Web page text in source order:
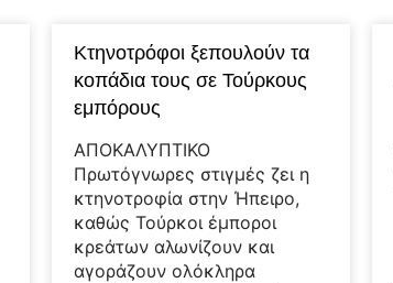
Κτηνοτρόφοι ξεπουλούν τα
κοπάδια τους σε Τούρκους
εμπόρους
ΑΠΟΚΑΛΥΠΤΙΚΟ
Πρωτόγνωρες στιγμές ζει η
κτηνοτροφία στην Ήπειρο,
καθώς Τούρκοι έμποροι
κρεάτων αλωνίζουν και
αγοράζουν ολόκληρα